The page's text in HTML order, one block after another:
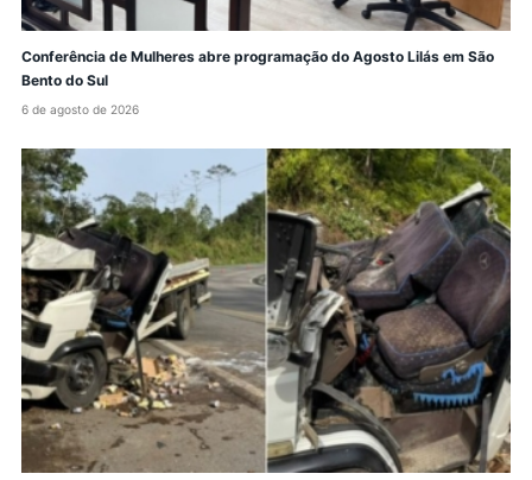
Conferência de Mulheres abre programação do Agosto Lilás em São
Bento do Sul
6 de agosto de 2026